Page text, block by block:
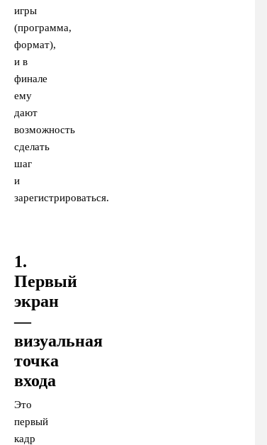
игры
(программа,
формат),
и в
финале
ему
дают
возможность
сделать
шаг
и
зарегистрироваться.
1.
Первый
экран
—
визуальная
точка
входа
Это
первый
кадр